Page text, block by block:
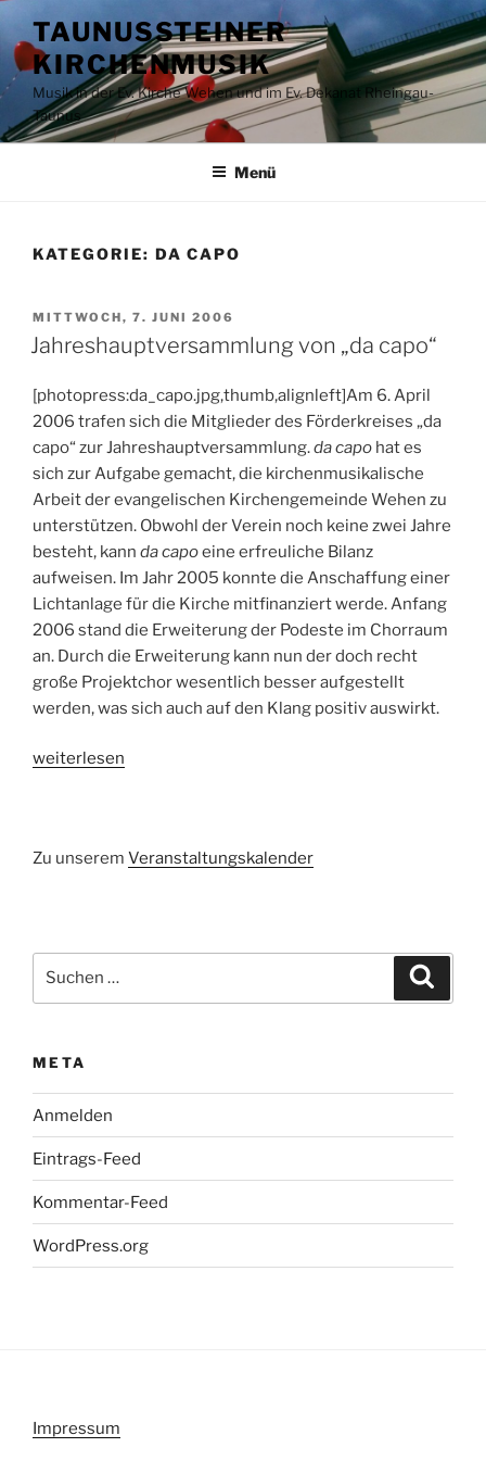
Inhalt
springen
TAUNUSSTEINER
KIRCHENMUSIK
Musik in der Ev. Kirche Wehen und im Ev. Dekanat Rheingau-
Taunus
Menü
KATEGORIE: DA CAPO
VERÖFFENTLICHT
AM
MITTWOCH, 7. JUNI 2006
Jahreshauptversammlung von „da capo“
[photopress:da_capo.jpg,thumb,alignleft]Am 6. April
2006 trafen sich die Mitglieder des Förderkreises „da
capo“ zur Jahreshauptversammlung.da capo hat es
sich zur Aufgabe gemacht, die kirchenmusikalische
Arbeit der evangelischen Kirchengemeinde Wehen zu
unterstützen. Obwohl der Verein noch keine zwei Jahre
besteht, kann da capoeine erfreuliche Bilanz
aufweisen. Im Jahr 2005 konnte die Anschaffung einer
Lichtanlage für die Kirche mitfinanziert werde. Anfang
2006 stand die Erweiterung der Podeste im Chorraum
an. Durch die Erweiterung kann nun der doch recht
große Projektchor wesentlich besser aufgestellt
werden, was sich auch auf den Klang positiv auswirkt.
„Jahreshauptversammlung
weiterlesen
Zu unserem Veranstaltungskalender
nach:
META
Anmelden
Eintrags-Feed
Kommentar-Feed
WordPress.org
Impressum